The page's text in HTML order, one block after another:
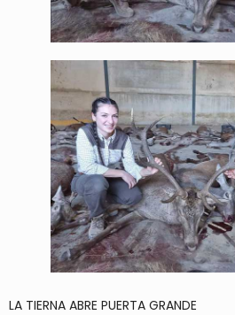
LA TIERNA ABRE PUERTA GRANDE